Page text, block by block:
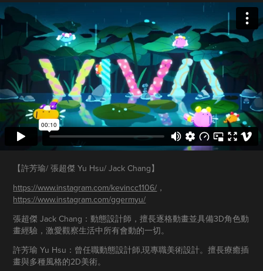
【許芳瑜/ 張超傑 Yu Hsu/ Jack Chang】
https://www.instagram.com/kevincc1106/ ，
https://www.instagram.com/ggermyu/
張超傑 Jack Chang：動態設計師，擅長逐格動畫並具備3D角色動
畫經驗，激愛觀察生活中所有會動的一切。
許芳瑜 Yu Hsu：曾任職動態設計師,現專職美術設計。擅長療癒插
畫與多種風格的2D美術。